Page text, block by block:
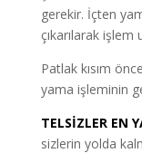
gerekir. İçten
çıkarılarak işlem
Patlak kısım
yama işleminin
TELSİZLER EN
sizlerin yolda